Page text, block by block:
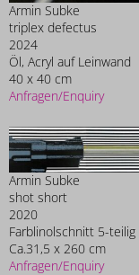
Armin Subke
triplex defectus
2024
Öl, Acryl auf Leinwand
40 x 40 cm
Anfragen/Enquiry
Armin Subke
shot short
2020
Farblinolschnitt 5-teilig
Ca.31,5 x 260 cm
Anfragen/Enquiry